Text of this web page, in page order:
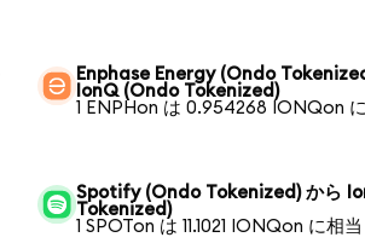
Enphase Energy (Ondo
IonQ (Ondo Tokenized)
1 ENPHon は 0.954268 IONQon
Spotify (Ondo Tokenized) から
Tokenized)
1 SPOTon は 11.1021 IONQon に相当